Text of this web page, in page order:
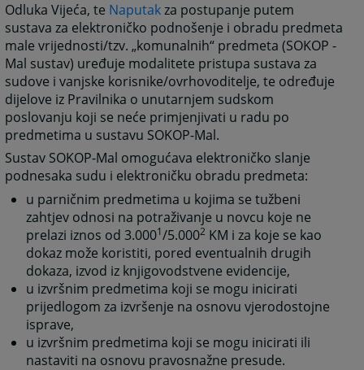
Odluka Vijeća, te Naputakza postupanje putem
sustava za elektroničko podnošenje i obradu predmeta
male vrijednosti/tzv. „komunalnih“ predmeta (SOKOP -
Mal sustav) uređuje modalitete pristupa sustava za
sudove i vanjske korisnike/ovrhovoditelje, te određuje
dijelove iz Pravilnika o unutarnjem sudskom
poslovanju koji se neće primjenjivati u radu po
predmetima u sustavu SOKOP-Mal.
Sustav SOKOP-Mal omogućava elektroničko slanje
podnesaka sudu i elektroničku obradu predmeta:
u parničnim predmetima u kojima se tužbeni
zahtjev odnosi na potraživanje u novcu koje ne
prelazi iznos od 3.0001/5.0002KM i za koje se kao
dokaz može koristiti, pored eventualnih drugih
dokaza, izvod iz knjigovodstvene evidencije,
u izvršnim predmetima koji se mogu inicirati
prijedlogom za izvršenje na osnovu vjerodostojne
isprave,
u izvršnim predmetima koji se mogu inicirati ili
nastaviti na osnovu pravosnažne presude.